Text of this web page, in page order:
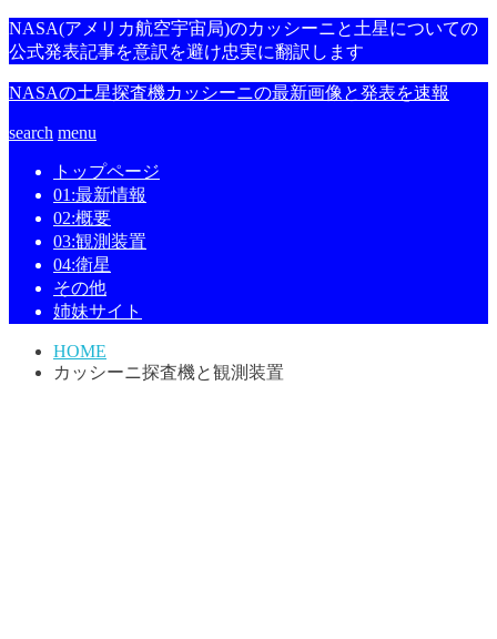
NASA(アメリカ航空宇宙局)のカッシーニと土星についての
公式発表記事を意訳を避け忠実に翻訳します
NASAの土星探査機カッシーニの最新画像と発表を速報
search menu
トップページ
01:最新情報
02:概要
03:観測装置
04:衛星
その他
姉妹サイト
HOME
カッシーニ探査機と観測装置